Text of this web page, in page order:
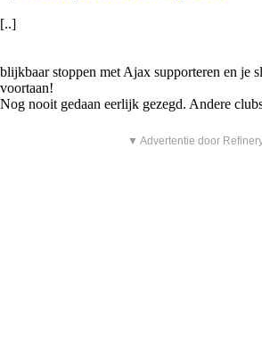
[..]
blijkbaar stoppen met Ajax supporteren en je
voortaan!
Nog nooit gedaan eerlijk gezegd. Andere
▼ Advertentie door